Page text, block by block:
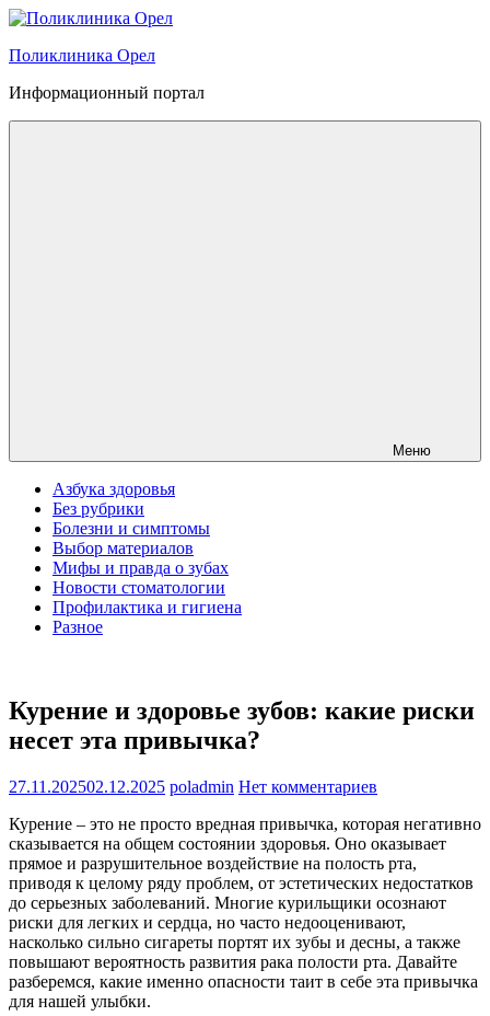
Перейти
содержимому
Поликлиника Орел
Информационный портал
Меню
Азбука здоровья
Без рубрики
Болезни и симптомы
Выбор материалов
Мифы и правда о зубах
Новости стоматологии
Профилактика и гигиена
Разное
Курение и здоровье зубов: какие риски
несет эта привычка?
27.11.202502.12.2025 poladmin Нет комментариев
Курение – это не просто вредная привычка, которая негативно
сказывается на общем состоянии здоровья. Оно оказывает
прямое и разрушительное воздействие на полость рта,
приводя к целому ряду проблем, от эстетических недостатков
до серьезных заболеваний. Многие курильщики осознают
риски для легких и сердца, но часто недооценивают,
насколько сильно сигареты портят их зубы и десны, а также
повышают вероятность развития рака полости рта. Давайте
разберемся, какие именно опасности таит в себе эта привычка
для нашей улыбки.